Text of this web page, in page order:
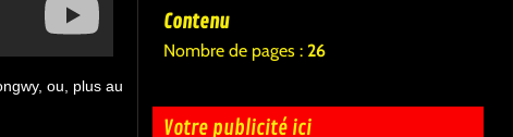
ou, plus au
Contenu
Nombre de pages : 26
Votre publicité ici